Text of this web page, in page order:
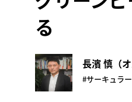
る
長濱 慎（
#サーキュラ